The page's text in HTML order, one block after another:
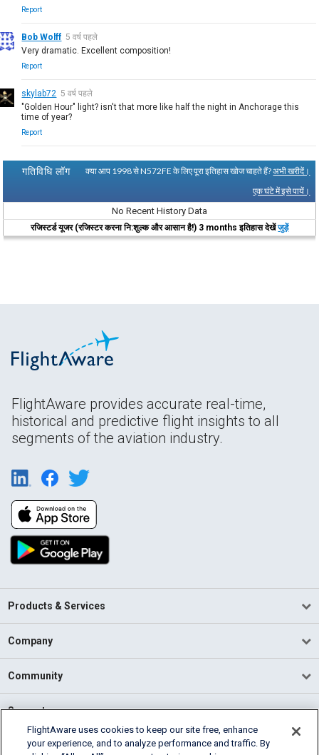
Report
Bob Wolff 5 वर्ष पहले
Very dramatic. Excellent composition!
Report
skylab72 5 वर्ष पहले
"Golden Hour" light? isn't that more like half the night in Anchorage this
time of year?
Report
गतिविधि लॉग क्या आप 1998 से N572FE के लिए पूरा इतिहास खोज चाहते हैं?अभी खरीदें।
एक घंटे में इसे पायें।
No Recent History Data
रजिस्टर्ड यूजर (रजिस्टर करना नि:शुल्क और आसान है!) 3 months इतिहास देखेंजुड़ें
FlightAware provides accurate real-time,
historical and predictive flight insights to all
segments of the aviation industry.
Products & Services
Company
Community
Support
English (USA)
FlightAware uses cookies to keep our site free, enhance
your experience, and to analyze performance and traffic. By